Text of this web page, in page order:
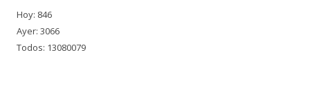
Hoy: 846
Ayer: 3066
Todos: 13080079